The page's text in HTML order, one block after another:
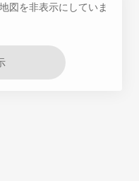
図を非表示にしていま